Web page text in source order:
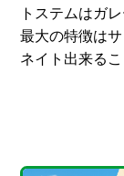
トステムはガ
最大の特徴は
ネイト出来る